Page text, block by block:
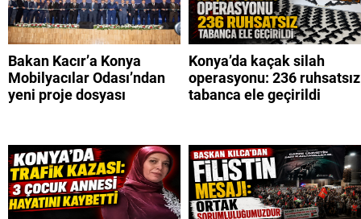
Bakan Kacır’a Konya
Mobilyacılar Odası’ndan
yeni proje dosyası
Konya’da kaçak silah
operasyonu: 236 ruhsatsız
tabanca ele geçirildi